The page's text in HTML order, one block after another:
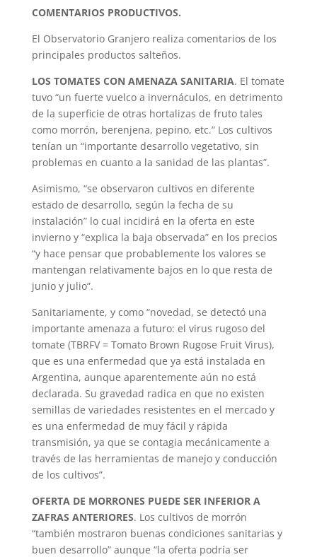
COMENTARIOS PRODUCTIVOS.
El Observatorio Granjero realiza comentarios de los
principales productos salteños.
LOS TOMATES CON AMENAZA SANITARIA. El tomate
tuvo “un fuerte vuelco a invernáculos, en detrimento
de la superficie de otras hortalizas de fruto tales
como morrón, berenjena, pepino, etc.” Los cultivos
tenían un “importante desarrollo vegetativo, sin
problemas en cuanto a la sanidad de las plantas”.
Asimismo, “se observaron cultivos en diferente
estado de desarrollo, según la fecha de su
instalación” lo cual incidirá en la oferta en este
invierno y “explica la baja observada” en los precios
“y hace pensar que probablemente los valores se
mantengan relativamente bajos en lo que resta de
junio y julio”.
Sanitariamente, y como “novedad, se detectó una
importante amenaza a futuro: el virus rugoso del
tomate (TBRFV = Tomato Brown Rugose Fruit Virus),
que es una enfermedad que ya está instalada en
Argentina, aunque aparentemente aún no está
declarada. Su gravedad radica en que no existen
semillas de variedades resistentes en el mercado y
es una enfermedad de muy fácil y rápida
transmisión, ya que se contagia mecánicamente a
través de las herramientas de manejo y conducción
de los cultivos”.
OFERTA DE MORRONES PUEDE SER INFERIOR A
ZAFRAS ANTERIORES. Los cultivos de morrón
“también mostraron buenas condiciones sanitarias y
buen desarrollo” aunque “la oferta podría ser